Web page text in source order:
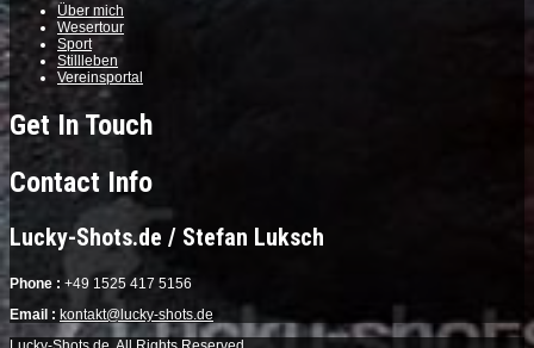
Über mich
Wesertour
Sport
Stillleben
Vereinsportal
Get In Touch
Contact Info
Lucky-Shots.de / Stefan Luksch
Phone : +49 1525 417 5156
Email : kontakt@lucky-shots.de